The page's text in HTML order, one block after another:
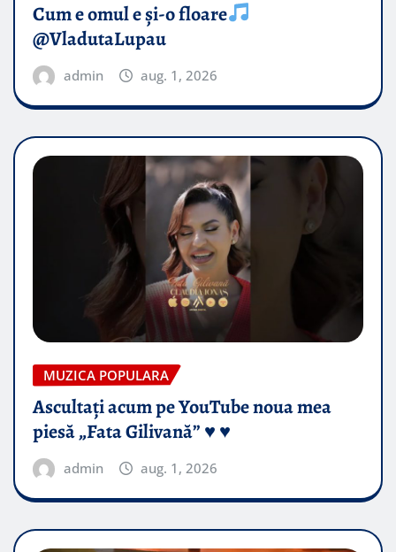
Cum e omul e și-o floare
@VladutaLupau
admin aug. 1, 2026
MUZICA POPULARA
Ascultați acum pe YouTube noua mea
piesă „Fata Gilivană” ♥️ ♥️
admin aug. 1, 2026